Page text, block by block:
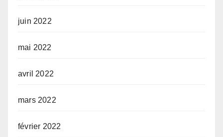
juin 2022
mai 2022
avril 2022
mars 2022
février 2022